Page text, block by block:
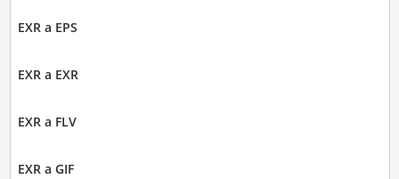
EXR a EPS
EXR a EXR
EXR a FLV
EXR a GIF